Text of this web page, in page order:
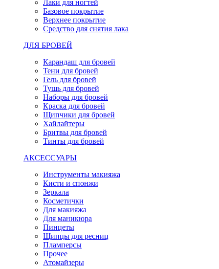
Лаки для ногтей
Базовое покрытие
Верхнее покрытие
Средство для снятия лака
ДЛЯ БРОВЕЙ
Карандаш для бровей
Тени для бровей
Гель для бровей
Тушь для бровей
Наборы для бровей
Краска для бровей
Щипчики для бровей
Хайлайтеры
Бритвы для бровей
Тинты для бровей
АКСЕССУАРЫ
Инструменты макияжа
Кисти и спонжи
Зеркала
Косметички
Для макияжа
Для маникюра
Пинцеты
Щипцы для ресниц
Пламперсы
Прочее
Атомайзеры